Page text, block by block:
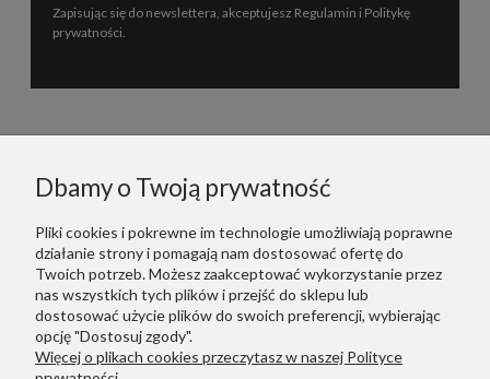
Zapisując się do newslettera, akceptujesz Regulamin i Politykę
prywatności
Warunki Zakupów
Dodatkowe Linki
Dbamy o Twoją prywatność
Pliki cookies i pokrewne im technologie umożliwiają poprawne
działanie strony i pomagają nam dostosować ofertę do
Twoich potrzeb. Możesz zaakceptować wykorzystanie przez
nas wszystkich tych plików i przejść do sklepu lub
dostosować użycie plików do swoich preferencji, wybierając
opcję "Dostosuj zgody".
Więcej o plikach cookies przeczytasz w naszej Polityce